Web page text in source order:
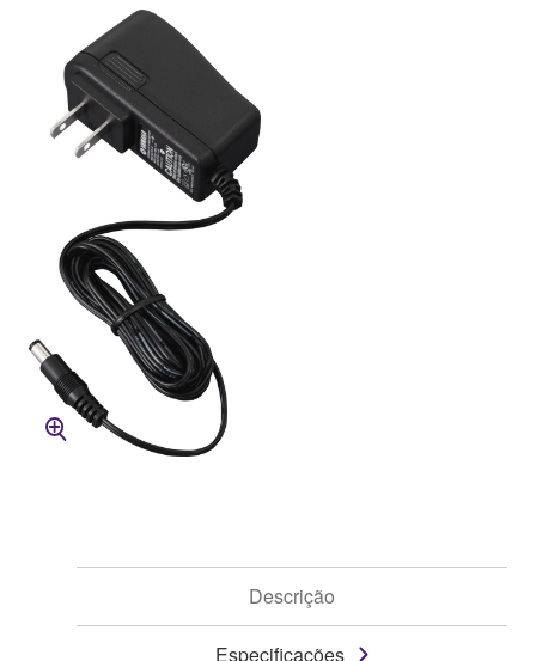
Descrição
Especificações